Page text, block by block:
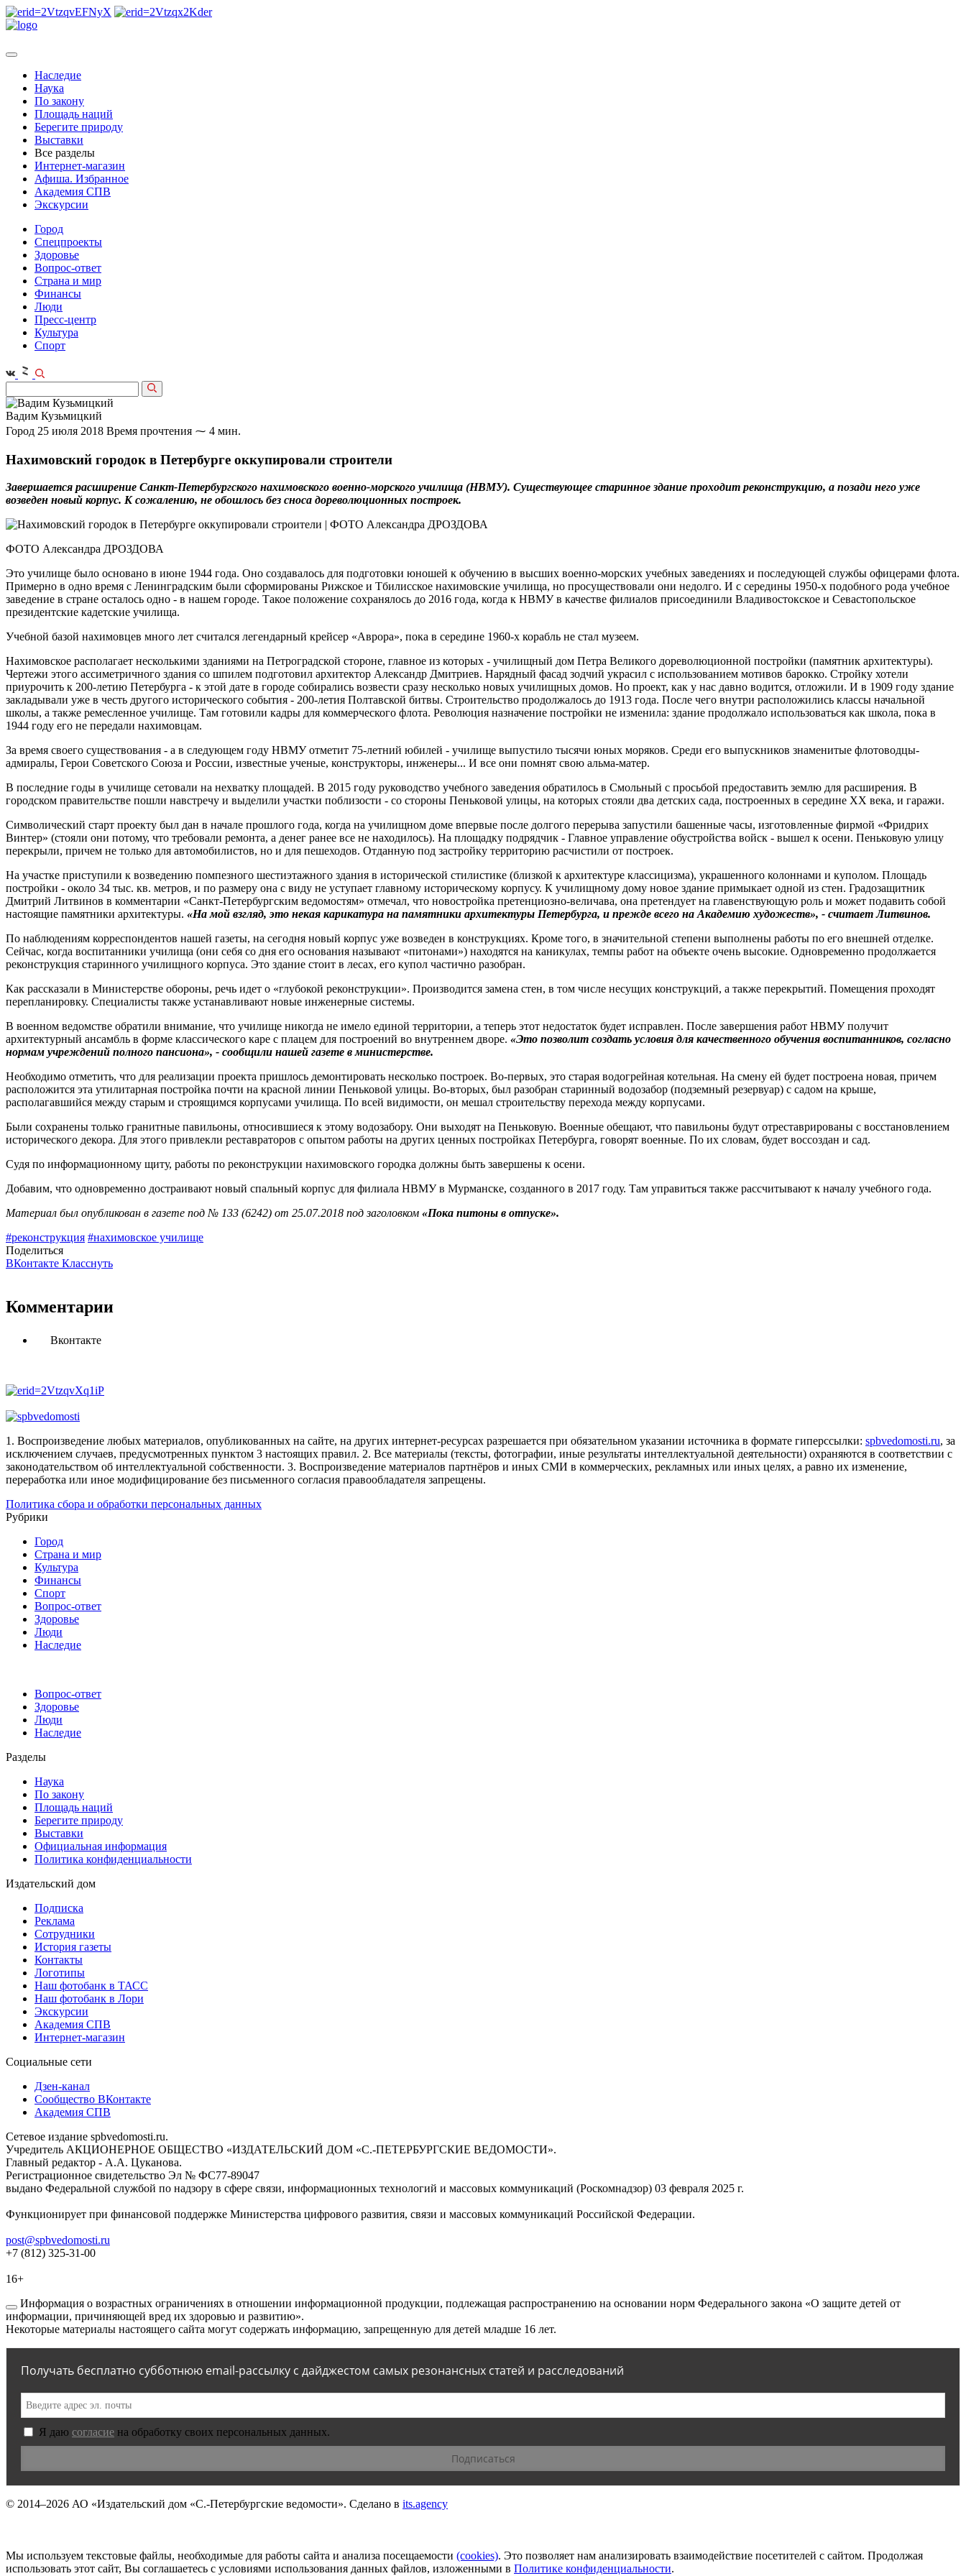
Наследие
Наука
По закону
Площадь наций
Берегите природу
Выставки
Все разделы
Интернет-магазин
Афиша. Избранное
Академия СПВ
Экскурсии
Город
Спецпроекты
Здоровье
Вопрос-ответ
Страна и мир
Финансы
Люди
Пресс-центр
Культура
Спорт
Вадим Кузьмицкий
Город 25 июля 2018 Время прочтения ⁓ 4 мин.
Нахимовский городок в Петербурге оккупировали строители
Завершается расширение Санкт-Петербургского нахимовского военно-морского училища (НВМУ). Существующее старинное здание проходит реконструкцию, а позади него уже
возведен новый корпус. К сожалению, не обошлось без сноса дореволюционных построек.
ФОТО Александра ДРОЗДОВА
Это училище было основано в июне 1944 года. Оно создавалось для подготовки юношей к обучению в высших военно-морских учебных заведениях и последующей службы офицерами флота.
Примерно в одно время с Ленинградским были сформированы Рижское и Тбилисское нахимовские училища, но просуществовали они недолго. И с середины 1950-х подобного рода учебное
заведение в стране осталось одно - в нашем городе. Такое положение сохранялось до 2016 года, когда к НВМУ в качестве филиалов присоединили Владивостокское и Севастопольское
президентские кадетские училища.
Учебной базой нахимовцев много лет считался легендарный крейсер «Аврора», пока в середине 1960-х корабль не стал музеем.
Нахимовское располагает несколькими зданиями на Петроградской стороне, главное из которых - училищный дом Петра Великого дореволюционной постройки (памятник архитектуры).
Чертежи этого ассиметричного здания со шпилем подготовил архитектор Александр Дмитриев. Нарядный фасад зодчий украсил с использованием мотивов барокко. Стройку хотели
приурочить к 200-летию Петербурга - к этой дате в городе собирались возвести сразу несколько новых училищных домов. Но проект, как у нас давно водится, отложили. И в 1909 году здание
закладывали уже в честь другого исторического события - 200-летия Полтавской битвы. Строительство продолжалось до 1913 года. После чего внутри расположились классы начальной
школы, а также ремесленное училище. Там готовили кадры для коммерческого флота. Революция назначение постройки не изменила: здание продолжало использоваться как школа, пока в
1944 году его не передали нахимовцам.
За время своего существования - а в следующем году НВМУ отметит 75-летний юбилей - училище выпустило тысячи юных моряков. Среди его выпускников знаменитые флотоводцы-
адмиралы, Герои Советского Союза и России, известные ученые, конструкторы, инженеры... И все они помнят свою альма-матер.
В последние годы в училище сетовали на нехватку площадей. В 2015 году руководство учебного заведения обратилось в Смольный с просьбой предоставить землю для расширения. В
городском правительстве пошли навстречу и выделили участки поблизости - со стороны Пеньковой улицы, на которых стояли два детских сада, построенных в середине XX века, и гаражи.
Символический старт проекту был дан в начале прошлого года, когда на училищном доме впервые после долгого перерыва запустили башенные часы, изготовленные фирмой «Фридрих
Винтер» (стояли они потому, что требовали ремонта, а денег ранее все не находилось). На площадку подрядчик - Главное управление обустройства войск - вышел к осени. Пеньковую улицу
перекрыли, причем не только для автомобилистов, но и для пешеходов. Отданную под застройку территорию расчистили от построек.
На участке приступили к возведению помпезного шестиэтажного здания в исторической стилистике (близкой к архитектуре классицизма), украшенного колоннами и куполом. Площадь
постройки - около 34 тыс. кв. метров, и по размеру она с виду не уступает главному историческому корпусу. К училищному дому новое здание примыкает одной из стен. Градозащитник
Дмитрий Литвинов в комментарии «Санкт-Петербургским ведомостям» отмечал, что новостройка претенциозно-величава, она претендует на главенствующую роль и может подавить собой
настоящие памятники архитектуры. «На мой взгляд, это некая карикатура на памятники архитектуры Петербурга, и прежде всего на Академию художеств», - считает Литвинов.
По наблюдениям корреспондентов нашей газеты, на сегодня новый корпус уже возведен в конструкциях. Кроме того, в значительной степени выполнены работы по его внешней отделке.
Сейчас, когда воспитанники училища (они себя со дня его основания называют «питонами») находятся на каникулах, темпы работ на объекте очень высокие. Одновременно продолжается
реконструкция старинного училищного корпуса. Это здание стоит в лесах, его купол частично разобран.
Как рассказали в Министерстве обороны, речь идет о «глубокой реконструкции». Производится замена стен, в том числе несущих конструкций, а также перекрытий. Помещения проходят
перепланировку. Специалисты также устанавливают новые инженерные системы.
В военном ведомстве обратили внимание, что училище никогда не имело единой территории, а теперь этот недостаток будет исправлен. После завершения работ НВМУ получит
архитектурный ансамбль в форме классического каре с плацем для построений во внутреннем дворе. «Это позволит создать условия для качественного обучения воспитанников, согласно
нормам учреждений полного пансиона», - сообщили нашей газете в министерстве.
Необходимо отметить, что для реализации проекта пришлось демонтировать несколько построек. Во-первых, это старая водогрейная котельная. На смену ей будет построена новая, причем
расположится эта утилитарная постройка почти на красной линии Пеньковой улицы. Во-вторых, был разобран старинный водозабор (подземный резервуар) с садом на крыше,
располагавшийся между старым и строящимся корпусами училища. По всей видимости, он мешал строительству перехода между корпусами.
Были сохранены только гранитные павильоны, относившиеся к этому водозабору. Они выходят на Пеньковую. Военные обещают, что павильоны будут отреставрированы с восстановлением
исторического декора. Для этого привлекли реставраторов с опытом работы на других ценных постройках Петербурга, говорят военные. По их словам, будет воссоздан и сад.
Судя по информационному щиту, работы по реконструкции нахимовского городка должны быть завершены к осени.
Добавим, что одновременно достраивают новый спальный корпус для филиала НВМУ в Мурманске, созданного в 2017 году. Там управиться также рассчитывают к началу учебного года.
Материал был опубликован в газете под № 133 (6242) от 25.07.2018 под заголовком «Пока питоны в отпуске».
#реконструкция #нахимовское училище
Поделиться
ВКонтакте Класснуть
Комментарии
Вконтакте
1. Воспроизведение любых материалов, опубликованных на сайте, на других интернет-ресурсах разрешается при обязательном указании источника в формате гиперссылки: spbvedomosti.ru, за
исключением случаев, предусмотренных пунктом 3 настоящих правил. 2. Все материалы (тексты, фотографии, иные результаты интеллектуальной деятельности) охраняются в соответствии с
законодательством об интеллектуальной собственности. 3. Воспроизведение материалов партнёров и иных СМИ в коммерческих, рекламных или иных целях, а равно их изменение,
переработка или иное модифицирование без письменного согласия правообладателя запрещены.
Политика сбора и обработки персональных данных
Рубрики
Город
Страна и мир
Культура
Финансы
Спорт
Вопрос-ответ
Здоровье
Люди
Наследие
Вопрос-ответ
Здоровье
Люди
Наследие
Разделы
Наука
По закону
Площадь наций
Берегите природу
Выставки
Официальная информация
Политика конфиденциальности
Издательский дом
Подписка
Реклама
Сотрудники
История газеты
Контакты
Логотипы
Наш фотобанк в ТАСС
Наш фотобанк в Лори
Экскурсии
Академия СПВ
Интернет-магазин
Социальные сети
Дзен-канал
Сообщество ВКонтакте
Академия СПВ
Сетевое издание spbvedomosti.ru.
Учредитель АКЦИОНЕРНОЕ ОБЩЕСТВО «ИЗДАТЕЛЬСКИЙ ДОМ «С.-ПЕТЕРБУРГСКИЕ ВЕДОМОСТИ».
Главный редактор - А.А. Цуканова.
Регистрационное свидетельство Эл № ФС77-89047
выдано Федеральной службой по надзору в сфере связи, информационных технологий и массовых коммуникаций (Роскомнадзор) 03 февраля 2025 г.
Функционирует при финансовой поддержке Министерства цифрового развития, связи и массовых коммуникаций Российской Федерации.
post@spbvedomosti.ru
+7 (812) 325-31-00
16+
Информация о возрастных ограничениях в отношении информационной продукции, подлежащая распространению на основании норм Федерального закона «О защите детей от
информации, причиняющей вред их здоровью и развитию».
Некоторые материалы настоящего сайта могут содержать информацию, запрещенную для детей младше 16 лет.
Получать бесплатно субботнюю email-рассылку с дайджестом самых резонансных статей и расследований
Я даю согласие на обработку своих персональных данных.
© 2014–2026 АО «Издательский дом «С.-Петербургские ведомости». Сделано в its.agency
Мы используем текстовые файлы, необходимые для работы сайта и анализа посещаемости (сookies). Это позволяет нам анализировать взаимодействие посетителей с сайтом. Продолжая
использовать этот сайт, Вы соглашаетесь с условиями использования данных файлов, изложенными в Политике конфиденциальности.